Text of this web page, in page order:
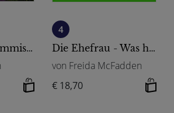
Madame le Commissaire und die tödliche Rallye
4
Die Ehefrau - Was hat sie zu verbergen?
von Freida McFadden
€ 18,70